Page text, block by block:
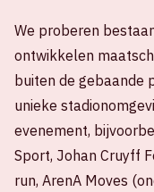
We proberen
ontwikkelen
buiten de gebaande
unieke
evenement,
Sport, Johan Cruyff
run, ArenA Moves